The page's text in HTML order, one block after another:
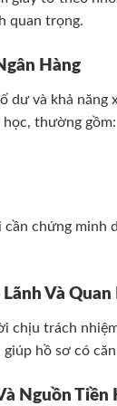
quan trọng.
Hàng
dư và khả năng
thường gồm:
cần chứng minh
Và Quan
chịu trách
hồ sơ có
Nguồn Tiền